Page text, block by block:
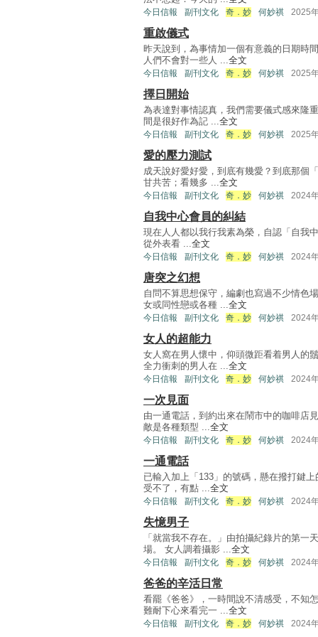
今日信報 副刊文化 奇．妙 何妙祺 2025
重啟儀式
昨天說到，為事情加一個有意義的日期時
人們不會對一些人 ...全文
今日信報 副刊文化 奇．妙 何妙祺 2025
擇日開始
為表達對事情認真，我們需要儀式感來隆
間是很好作為記 ...全文
今日信報 副刊文化 奇．妙 何妙祺 2025
愛的壓力測試
成天說好愛好愛，到底有幾愛？到底那個
甘共苦；看幾多 ...全文
今日信報 副刊文化 奇．妙 何妙祺 2024
自我中心會員的糾結
現在人人都以我行我素為榮，自認「自我
從外表看 ...全文
今日信報 副刊文化 奇．妙 何妙祺 2024
唐突之幻想
自問不算思想保守，編劇也寫過不少情色
女或同性戀或各種 ...全文
今日信報 副刊文化 奇．妙 何妙祺 2024
女人的超能力
女人窩在男人懷中，仰頭微距看着男人的
全力衝刺的男人在 ...全文
今日信報 副刊文化 奇．妙 何妙祺 2024
一次見面
由一通電話，到約出來在鬧市中的咖啡店
敵是各種類型 ...全文
今日信報 副刊文化 奇．妙 何妙祺 2024
一通電話
已輸入加上「133」的號碼，懸在撥打鍵
受不了，有點 ...全文
今日信報 副刊文化 奇．妙 何妙祺 2024
失憶男子
「就當我不存在。」由拍攝紀錄片的第
場。 女人調着攝影 ...全文
今日信報 副刊文化 奇．妙 何妙祺 2024
爸爸的辛活日常
看罷《爸爸》，一時間說不清感受，不知
難耐下心來看完一 ...全文
今日信報 副刊文化 奇．妙 何妙祺 2024